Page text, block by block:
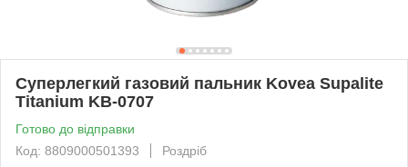
Суперлегкий газовий пальник Kovea Supalite
Titanium KB-0707
Готово до відправки
Код: 8809000501393
Роздріб